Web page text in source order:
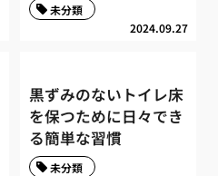
2024.09.27
未分類
黒ずみのないトイレ床
を保つために日々でき
る簡単な習慣
未分類